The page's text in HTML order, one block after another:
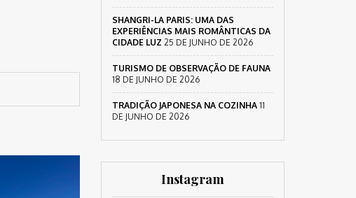
SHANGRI-LA PARIS: UMA DAS
EXPERIÊNCIAS MAIS ROMÂNTICAS DA
CIDADE LUZ 25 DE JUNHO DE 2026
TURISMO DE OBSERVAÇÃO DE FAUNA
18 DE JUNHO DE 2026
TRADIÇÃO JAPONESA NA COZINHA 11
DE JUNHO DE 2026
Instagram